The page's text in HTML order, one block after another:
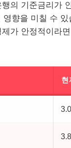
의 기준금리가
영향을 미칠 수 있
가 안정적이라
현